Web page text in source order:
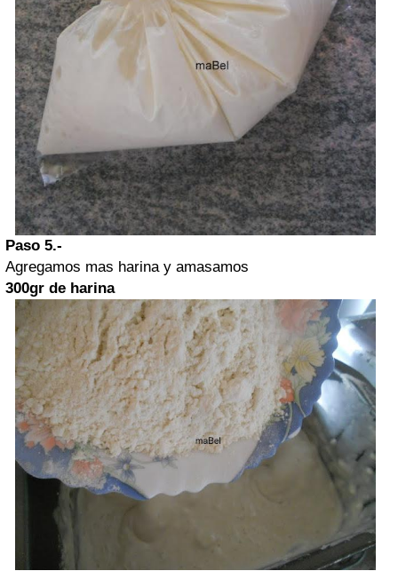
Paso 5.-
Agregamos mas harina y amasamos
300gr de harina